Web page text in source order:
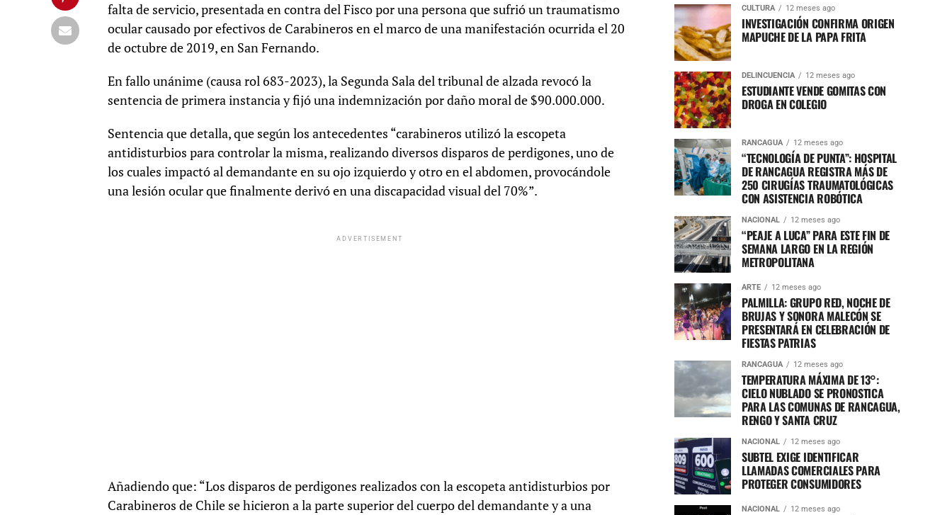
falta de servicio, presentada en contra del Fisco por una persona que sufrió un traumatismo
ocular causado por efectivos de Carabineros en el marco de una manifestación ocurrida el 20
de octubre de 2019, en San Fernando.
En fallo unánime (causa rol 683-2023), la Segunda Sala del tribunal de alzada revocó la
sentencia de primera instancia y fijó una indemnización por daño moral de $90.000.000.
Sentencia que detalla, que según los antecedentes “carabineros utilizó la escopeta
antidisturbios para controlar la misma, realizando diversos disparos de perdigones, uno de
los cuales impactó al demandante en su ojo izquierdo y otro en el abdomen, provocándole
una lesión ocular que finalmente derivó en una discapacidad visual del 70%”.
ADVERTISEMENT
Añadiendo que: “Los disparos de perdigones realizados con la escopeta antidisturbios por
Carabineros de Chile se hicieron a la parte superior del cuerpo del demandante y a una
CULTURA 12 meses ago
INVESTIGACIÓN CONFIRMA ORIGEN
MAPUCHE DE LA PAPA FRITA
DELINCUENCIA 12 meses ago
ESTUDIANTE VENDE GOMITAS CON
DROGA EN COLEGIO
RANCAGUA 12 meses ago
“TECNOLOGÍA DE PUNTA”: HOSPITAL
DE RANCAGUA REGISTRA MÁS DE
250 CIRUGÍAS TRAUMATOLÓGICAS
CON ASISTENCIA ROBÓTICA
NACIONAL 12 meses ago
“PEAJE A LUCA” PARA ESTE FIN DE
SEMANA LARGO EN LA REGIÓN
METROPOLITANA
ARTE 12 meses ago
PALMILLA: GRUPO RED, NOCHE DE
BRUJAS Y SONORA MALECÓN SE
PRESENTARÁ EN CELEBRACIÓN DE
FIESTAS PATRIAS
RANCAGUA 12 meses ago
TEMPERATURA MÁXIMA DE 13°:
CIELO NUBLADO SE PRONOSTICA
PARA LAS COMUNAS DE RANCAGUA,
RENGO Y SANTA CRUZ
NACIONAL 12 meses ago
SUBTEL EXIGE IDENTIFICAR
LLAMADAS COMERCIALES PARA
PROTEGER CONSUMIDORES
NACIONAL 12 meses ago